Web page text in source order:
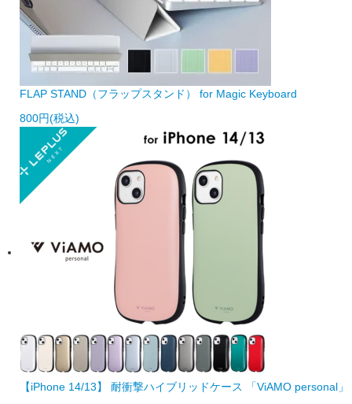
FLAP STAND（フラップスタンド） for Magic Keyboard
800円(税込)
【iPhone 14/13】 耐衝撃ハイブリッドケース 「ViAMO personal」